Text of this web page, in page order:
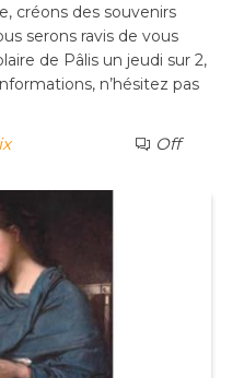
créons des souvenirs
serons ravis de vous
de Pâlis un jeudi sur 2,
n’hésitez pas
Off